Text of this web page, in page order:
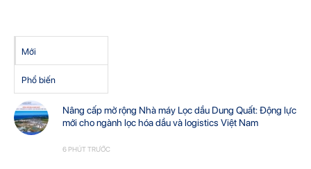
Mới
Phổ biến
Nâng cấp mở rộng Nhà máy Lọc dầu Dung Quất: Động lực
mới cho ngành lọc hóa dầu và logistics Việt Nam
6 PHÚT TRƯỚC